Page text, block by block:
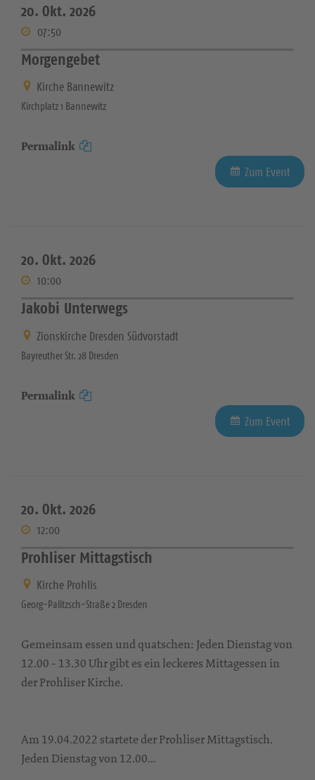
20. Okt. 2026
07:50
Morgengebet
Kirche Bannewitz
Kirchplatz 1 Bannewitz
Permalink
Zum Event
20. Okt. 2026
10:00
Jakobi Unterwegs
Zionskirche Dresden Südvorstadt
Bayreuther Str. 28 Dresden
Permalink
Zum Event
20. Okt. 2026
12:00
Prohliser Mittagstisch
Kirche Prohlis
Georg-Palitzsch-Straße 2 Dresden
Gemeinsam essen und quatschen: Jeden Dienstag von
12.00 - 13.30 Uhr gibt es ein leckeres Mittagessen in
der Prohliser Kirche.
Am 19.04.2022 startete der Prohliser Mittagstisch.
Jeden Dienstag von 12.00...